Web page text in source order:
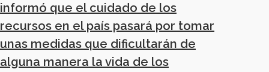
informó que el cuidado de los
recursos en el país pasará por tomar
unas medidas que dificultarán de
alguna manera la vida de los